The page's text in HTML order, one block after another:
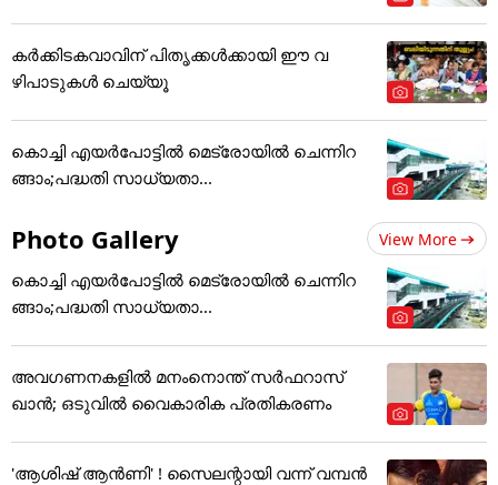
കർക്കിടകവാവിന് പിതൃക്കൾക്കായി ഈ വ
ഴിപാടുകൾ ചെയ്യൂ
കൊച്ചി എയര്‍പോട്ടില്‍ മെട്രോയില്‍ ചെന്നിറ
ങ്ങാം;പദ്ധതി സാധ്യതാ...
Photo Gallery View More
കൊച്ചി എയര്‍പോട്ടില്‍ മെട്രോയില്‍ ചെന്നിറ
ങ്ങാം;പദ്ധതി സാധ്യതാ...
അവഗണനകളില്‍ മനംനൊന്ത് സര്‍ഫറാസ്
ഖാന്‍; ഒടുവില്‍ വൈകാരിക പ്രതികരണം
'ആശിഷ് ആൻണി' ! സൈലന്റായി വന്ന് വമ്പൻ